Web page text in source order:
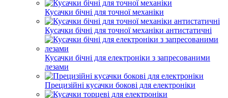
Кусачки бічні для точної механіки
Кусачки бічні для точної механіки антистатичні
Кусачки бічні для електроніки з запресованими
лезами
Прецизійні кусачки бокові для електроніки